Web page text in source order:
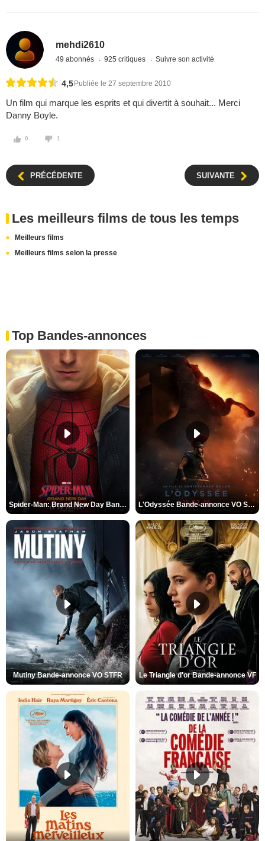
mehdi2610
49 abonnés 925 critiques Suivre son activité
4,5 Publiée le 27 septembre 2010
Un film qui marque les esprits et qui divertit à souhait... Merci
Danny Boyle.
0 1
PRÉCÉDENTE SUIVANTE
Les meilleurs films de tous les temps
Meilleurs films
Meilleurs films selon la presse
Top Bandes-annonces
Spider-Man: Brand New Day Bande-annonce VO STFR L'Odyssée Bande-annonce VO STFR
Mutiny Bande-annonce VO STFR Le Triangle d'or Bande-annonce VF